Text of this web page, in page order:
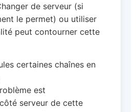
de serveur (si
le permet) ou utiliser
peut contourner cette
certaines chaînes en
est
serveur de cette